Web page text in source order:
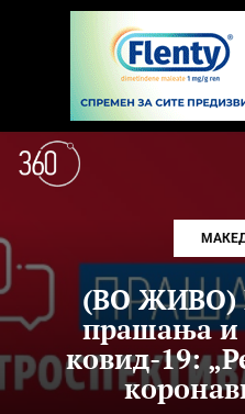
(ВО ЖИВО)
прашања и
ковид-19: